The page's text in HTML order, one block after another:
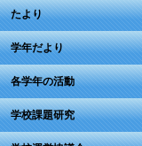
たより
学年だより
各学年の活動
学校課題研究